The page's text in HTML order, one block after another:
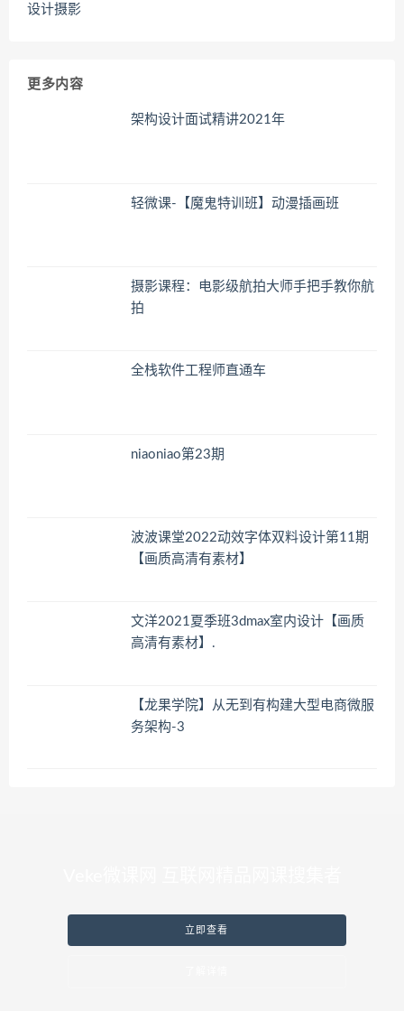
设计摄影
更多内容
架构设计面试精讲2021年
轻微课-【魔鬼特训班】动漫插画班
摄影课程：电影级航拍大师手把手教你航
拍
全栈软件工程师直通车
niaoniao第23期
波波课堂2022动效字体双料设计第11期
【画质高清有素材】
文洋2021夏季班3dmax室内设计【画质
高清有素材】.
【龙果学院】从无到有构建大型电商微服
务架构-3
立即查看